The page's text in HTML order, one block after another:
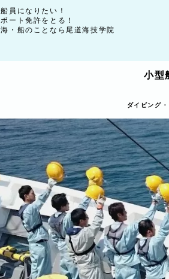
船員になりたい！
ボート免許をとる！
海・船のことなら尾道海技学院
小型
ダイビング
小型
ダイビング